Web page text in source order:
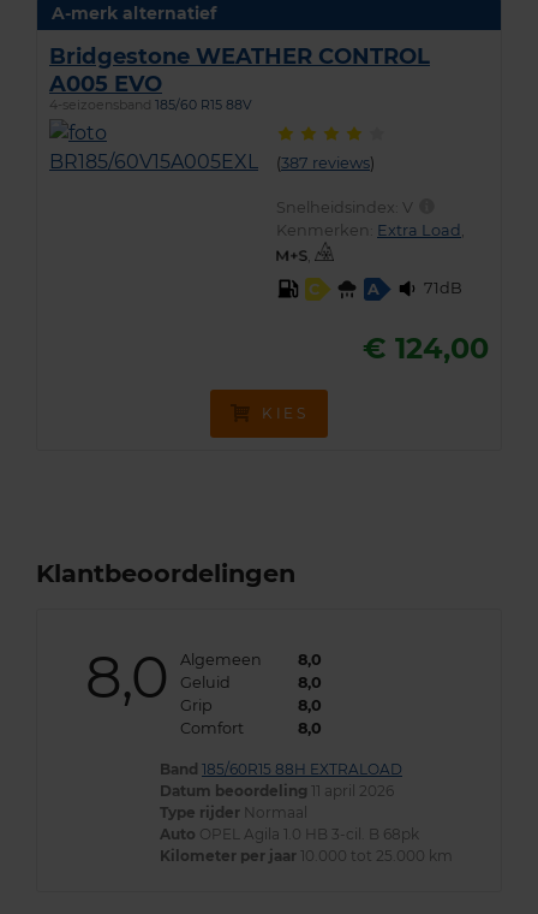
A-merk alternatief
Bridgestone WEATHER CONTROL
A005 EVO
4-seizoensband 185/60 R15 88V
(387 reviews)
Snelheidsindex: V
Kenmerken: Extra Load ,
,
C
A 71dB
€ 124,00
KIES
Klantbeoordelingen
8,0 Algemeen
8,0
Geluid
8,0
Grip
8,0
Comfort
8,0
Band 185/60R15 88H EXTRALOAD
Datum beoordeling 11 april 2026
Type rijder Normaal
Auto OPEL Agila 1.0 HB 3-cil. B 68pk
Kilometer per jaar 10.000 tot 25.000 km